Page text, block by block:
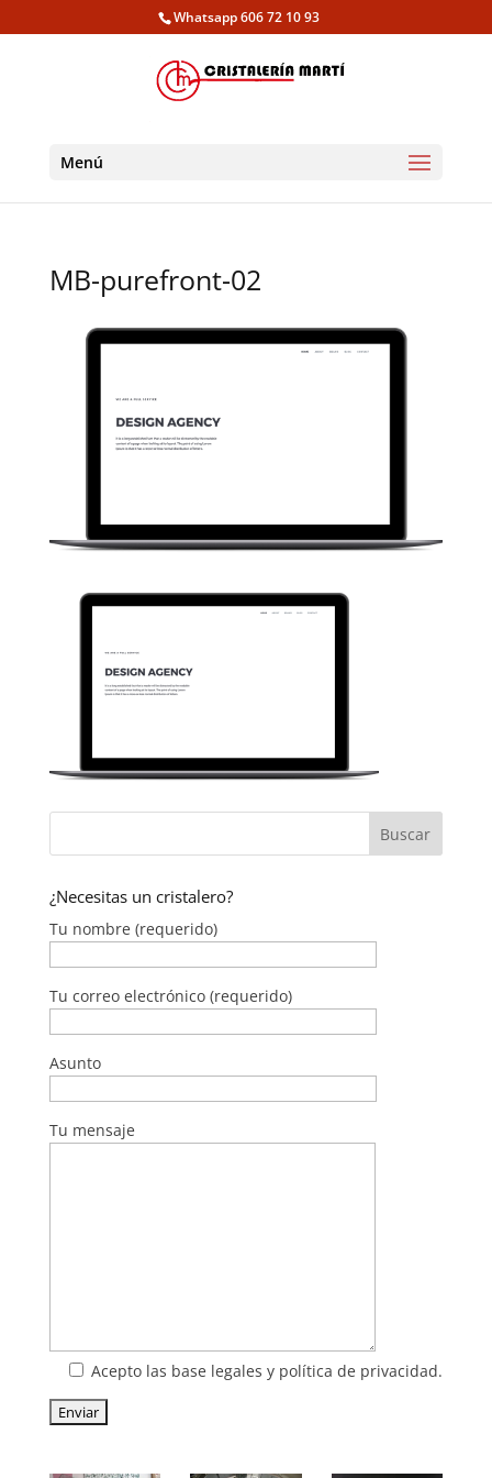
Whatsapp 606 72 10 93
Menú
MB-purefront-02
¿Necesitas un cristalero?
Tu nombre (requerido)
Tu correo electrónico (requerido)
Asunto
Tu mensaje
Acepto las base legales y política de privacidad.